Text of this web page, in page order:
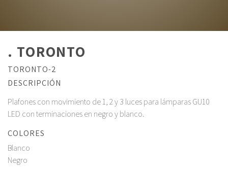
. TORONTO
TORONTO-2
DESCRIPCIÓN
Plafones con movimiento de 1, 2 y 3 luces para lámparas GU10
LED con terminaciones en negro y blanco.
COLORES
Blanco
Negro